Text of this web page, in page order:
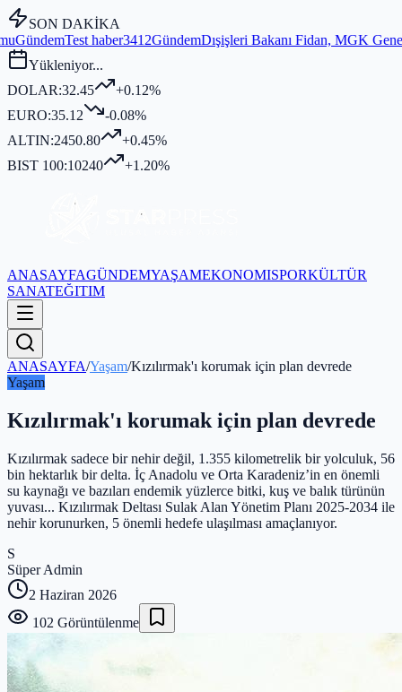
SON DAKİKA
GündemDışişleri Bakanı Fidan, MGK Genel Sekreterliği'nde
Yükleniyor...
DOLAR:32.45
+0.12%
EURO:35.12
-0.08%
ALTIN:2450.80
+0.45%
BIST 100:10240 +1.20%
ANASAYFAGÜNDEMYAŞAMEKONOMISPORKÜLTÜR
SANATEĞITIM
ANASAYFA/Yaşam/Kızılırmak'ı korumak için plan devrede
Yaşam
Kızılırmak'ı korumak için plan devrede
Kızılırmak sadece bir nehir değil, 1.355 kilometrelik bir yolculuk, 56
bin hektarlık bir delta. İç Anadolu ve Orta Karadeniz’in en önemli
su kaynağı ve bazıları endemik yüzlerce bitki, kuş ve balık türünün
yuvası... Kızılırmak Deltası Sulak Alan Yönetim Planı 2025-2034 ile
nehir korunurken, 5 önemli hedefe ulaşılması amaçlanıyor.
S
Süper Admin
2 Haziran 2026
102 Görüntülenme